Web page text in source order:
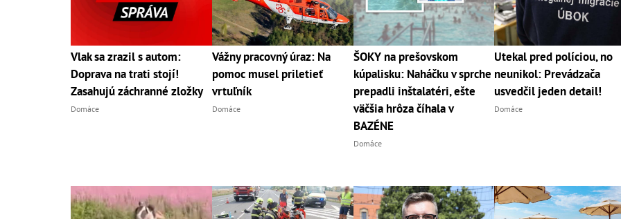
Vlak sa zrazil s autom:
Doprava na trati stojí!
Zasahujú záchranné zložky
Domáce
Vážny pracovný úraz: Na
pomoc musel priletieť
vrtuľník
Domáce
ŠOKY na prešovskom
kúpalisku: Naháčku v sprche
prepadli inštalatéri, ešte
väčšia hrôza číhala v
BAZÉNE
Domáce
Utekal pred políciou, no
neunikol: Prevádzača
usvedčil jeden detail!
Domáce